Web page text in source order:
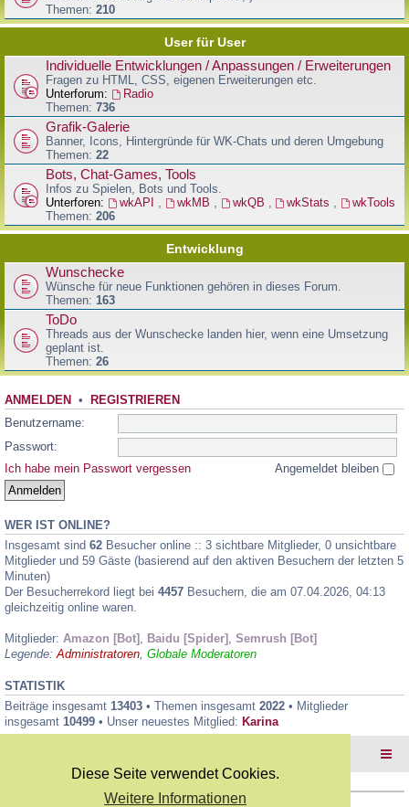
Diese Seite verwendet Cookies.
Weitere Informationen
Themen: 210
User für User
Individuelle Entwicklungen / Anpassungen / Erweiterungen
Fragen zu HTML, CSS, eigenen Erweiterungen etc.
Unterforum:
Radio
Themen: 736
Grafik-Galerie
Banner, Icons, Hintergründe für WK-Chats und deren Umgebung
Themen: 22
Bots, Chat-Games, Tools
Infos zu Spielen, Bots und Tools.
Unterforen:
wkAPI , wkMB , wkQB , wkStats ,
wkTools
Themen: 206
Entwicklung
Wunschecke
Wünsche für neue Funktionen gehören in dieses Forum.
Themen: 163
ToDo
Threads aus der Wunschecke landen hier, wenn eine Umsetzung
geplant ist.
Themen: 26
ANMELDEN • REGISTRIEREN
Benutzername:
Passwort:
Ich habe mein Passwort vergessen
Angemeldet bleiben
WER IST ONLINE?
Insgesamt sind 62 Besucher online :: 3 sichtbare Mitglieder, 0 unsichtbare
Mitglieder und 59 Gäste (basierend auf den aktiven Besuchern der letzten 5
Minuten)
Der Besucherrekord liegt bei 4457 Besuchern, die am 07.04.2026, 04:13
gleichzeitig online waren.
Mitglieder: Amazon [Bot] , Baidu [Spider] , Semrush [Bot]
Legende:Administratoren, Globale Moderatoren
STATISTIK
Beiträge insgesamt 13403 • Themen insgesamt 2022 • Mitglieder
insgesamt 10499 • Unser neuestes Mitglied: Karina